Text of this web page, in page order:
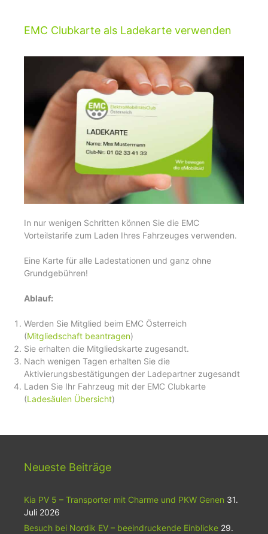
EMC Clubkarte als Ladekarte verwenden
In nur wenigen Schritten können Sie die EMC
Vorteilstarife zum Laden Ihres Fahrzeuges verwenden.
Eine Karte für alle Ladestationen und ganz ohne
Grundgebühren!
Ablauf:
Werden Sie Mitglied beim EMC Österreich
(Mitgliedschaft beantragen)
Sie erhalten die Mitgliedskarte zugesandt.
Nach wenigen Tagen erhalten Sie die
Aktivierungsbestätigungen der Ladepartner zugesandt
Laden Sie Ihr Fahrzeug mit der EMC Clubkarte
(Ladesäulen Übersicht)
Neueste Beiträge
Kia PV 5 – Transporter mit Charme und PKW Genen 31.
Juli 2026
Besuch bei Nordik EV – beeindruckende Einblicke 29.